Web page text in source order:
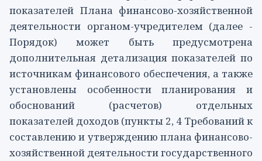
показателей Плана финансово-хозяйственной
деятельности органом-учредителем (далее -
Порядок) может быть предусмотрена
дополнительная детализация показателей по
источникам финансового обеспечения, а также
установлены особенности планирования и
обоснований (расчетов) отдельных
показателей доходов (пункты 2, 4 Требований к
составлению и утверждению плана финансово-
хозяйственной деятельности государственного